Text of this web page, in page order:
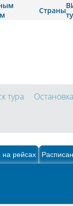
Страны
тура
на рейсах